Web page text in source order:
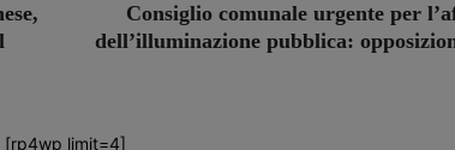
Consiglio comunale urgente per
dell’illuminazione pubblica:
[rp4wp limit=4]